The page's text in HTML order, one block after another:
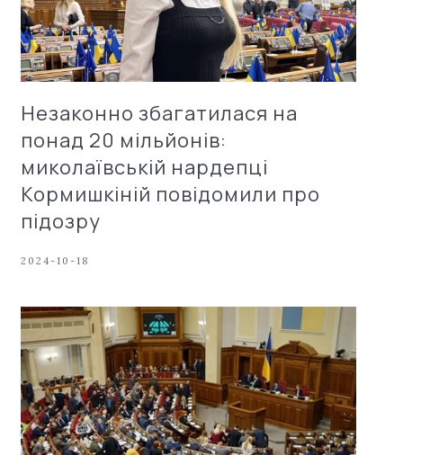
Незаконно збагатилася на
понад 20 мільйонів:
миколаївській нардепці
Кормишкіній повідомили про
підозру
2024-10-18